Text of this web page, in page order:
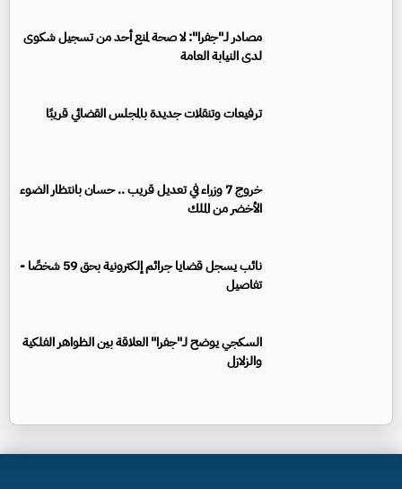
مصادر لـ"جفرا": لا صحة لمنع أحد من تسجيل شكوى
لدى النيابة العامة
ترفيعات وتنقلات جديدة بالمجلس القضائي قريبًا
خروج 7 وزراء في تعديل قريب .. حسان بانتظار الضوء
الأخضر من الملك
نائب يسجل قضايا جرائم إلكترونية بحق 59 شخصًا -
تفاصيل
السكجي يوضح لـ"جفرا" العلاقة بين الظواهر الفلكية
والزلازل